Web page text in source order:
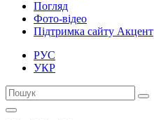
Погляд
Фото-відео
Підтримка сайту Акцент
РУС
УКР